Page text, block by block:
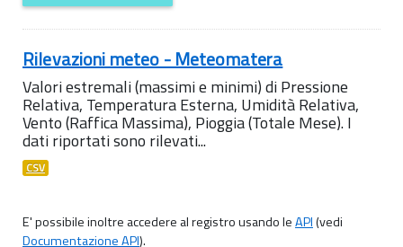
Rilevazioni meteo - Meteomatera
Valori estremali (massimi e minimi) di Pressione
Relativa, Temperatura Esterna, Umidità Relativa,
Vento (Raffica Massima), Pioggia (Totale Mese). I
dati riportati sono rilevati...
CSV
E' possibile inoltre accedere al registro usando leAPI(vedi
Documentazione API).